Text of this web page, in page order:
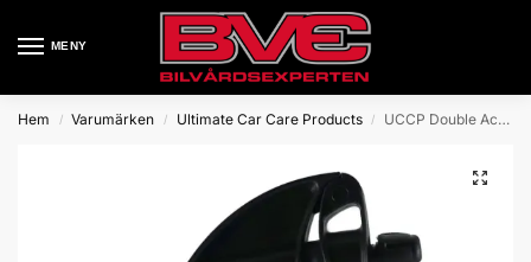
MENY
Hem / Varumärken / Ultimate Car Care Products / UCCP Double Action Trigger Sprayer ”360” 3-pack